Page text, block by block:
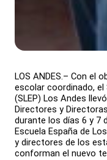
LOS ANDES.– Con el
escolar coordinado, el
(SLEP) Los Andes
Directores y
durante los días 6 y 7
Escuela España de
y directores de los
conforman el nuevo